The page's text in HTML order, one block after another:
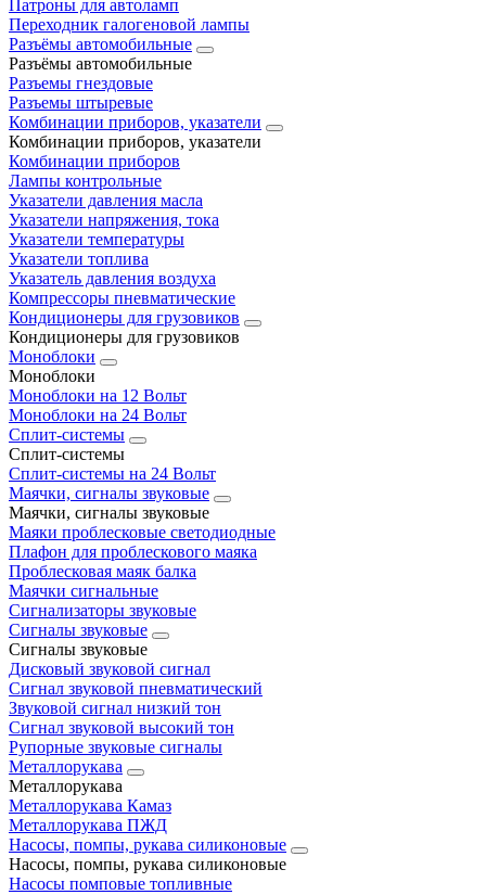
Патроны для автоламп
Переходник галогеновой лампы
Разъёмы автомобильные
Разъёмы автомобильные
Разъемы гнездовые
Разъемы штыревые
Комбинации приборов, указатели
Комбинации приборов, указатели
Комбинации приборов
Лампы контрольные
Указатели давления масла
Указатели напряжения, тока
Указатели температуры
Указатели топлива
Указатель давления воздуха
Компрессоры пневматические
Кондиционеры для грузовиков
Кондиционеры для грузовиков
Моноблоки
Моноблоки
Моноблоки на 12 Вольт
Моноблоки на 24 Вольт
Сплит-системы
Сплит-системы
Сплит‑системы на 24 Вольт
Маячки, сигналы звуковые
Маячки, сигналы звуковые
Маяки проблесковые светодиодные
Плафон для проблескового маяка
Проблесковая маяк балка
Маячки сигнальные
Сигнализаторы звуковые
Сигналы звуковые
Сигналы звуковые
Дисковый звуковой сигнал
Сигнал звуковой пневматический
Звуковой сигнал низкий тон
Сигнал звуковой высокий тон
Рупорные звуковые сигналы
Металлорукава
Металлорукава
Металлорукава Камаз
Металлорукава ПЖД
Насосы, помпы, рукава силиконовые
Насосы, помпы, рукава силиконовые
Насосы помповые топливные